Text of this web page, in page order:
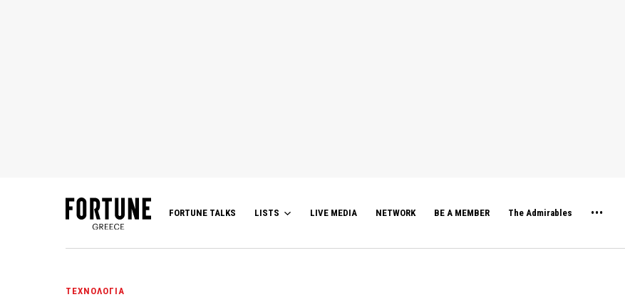
FORTUNE TALKS LISTS LIVE MEDIA NETWORK BE A MEMBER The Admirables
ΤΕΧΝΟΛΟΓΙΑ